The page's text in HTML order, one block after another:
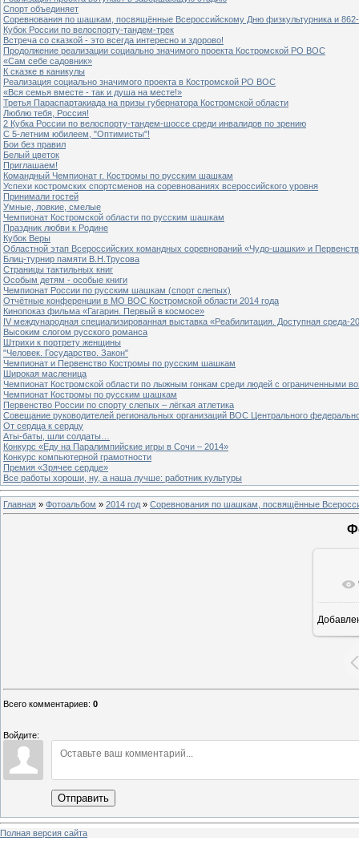
Спорт объединяет
Соревнования по шашкам, посвящённые Всероссийскому Дню физкультурника и
Кубок России по велоспорту-тандем-трек
Встреча со сказкой - это всегда интересно и здорово!
Продолжение реализации социально значимого проекта Костромской РО ВОС
«Сам себе садовник»
К сказке в каникулы
Реализация социально значимого проекта в Костромской РО ВОС
«Вся семья вместе - так и душа на месте!»
Третья Параспартакиада на призы губернатора Костромской области
Люблю тебя, Россия!
2 Кубка России по велоспорту-тандем-шоссе среди инвалидов по зрению
С 5-летним юбилеем, "Оптимисты"!
Бои без правил
Белый цветок
Приглашаем!
Командный Чемпионат г. Костромы по русским шашкам
Успехи костромских спортсменов на соревнованиях всероссийского уровня
Принимали гостей
Умные, ловкие, смелые
Чемпионат Костромской области по русским шашкам
Праздник любви к Родине
Кубок Веры
Областной этап Всероссийских командных соревнований «Чудо-шашки» и
Блиц-турнир памяти В.Н.Трусова
Страницы тактильных книг
Особым детям - особые книги
Чемпионат России по русским шашкам (спорт слепых)
Отчётные конференции в МО ВОС Костромской области 2014 года
Кинопоказ фильма «Гагарин. Первый в космосе»
IV международная специализированная выставка «Реабилитация. Доступная среда-
Высоким слогом русского романса
Штрихи к портрету женщины
"Человек. Государство. Закон"
Чемпионат и Первенство Костромы по русским шашкам
Широкая масленица
Чемпионат Костромской области по лыжным гонкам среди людей с ограниченными
Чемпионат Костромы по русским шашкам
Первенство России по спорту слепых – лёгкая атлетика
Совещание руководителей региональных организаций ВОС Центрального
От сердца к сердцу
Аты-баты, шли солдаты…
Конкурс «Еду на Паралимпийские игры в Сочи – 2014»
Конкурс компьютерной грамотности
Премия «Зрячее сердце»
Все работы хороши, ну, а наша лучше: работник культуры
Главная » Фотоальбом » 2014 год » Соревнования по шашкам, посвящённые
Всего комментариев: 0
Войдите:
Отправить
Полная версия сайта